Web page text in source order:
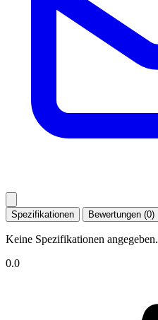
Spezifikationen Bewertungen (0)
Keine Spezifikationen angegeben.
0.0